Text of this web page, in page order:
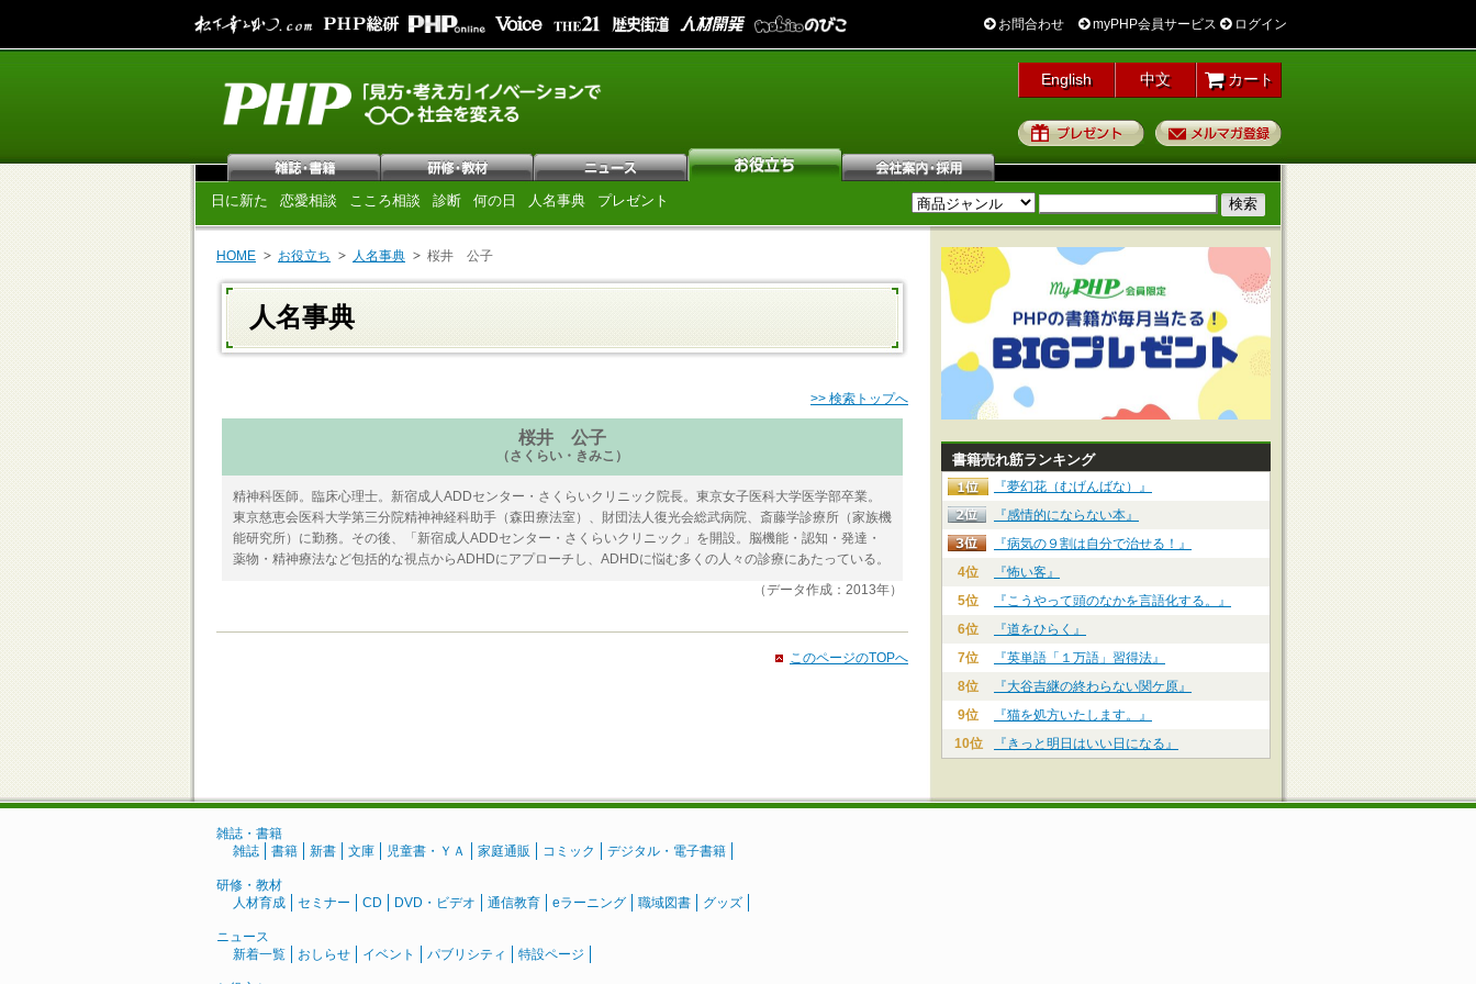
お問合わせ myPHP会員サービス ログイン
English 中文 カート
プレゼント
日に新た 恋愛相談 こころ相談 診断 何の日 人名事典 プレゼント
HOME お役立ち 人名事典 桜井 公子
人名事典
>> 検索トップへ
桜井 公子
（さくらい・きみこ）
精神科医師。臨床心理士。新宿成人ADDセンター・さくらいクリニック院長。東京女子医科大学医学部卒業。
東京慈恵会医科大学第三分院精神神経科助手（森田療法室）、財団法人復光会総武病院、斎藤学診療所（家族機
能研究所）に勤務。その後、「新宿成人ADDセンター・さくらいクリニック」を開設。脳機能・認知・発達・
薬物・精神療法など包括的な視点からADHDにアプローチし、ADHDに悩む多くの人々の診療にあたっている。
（データ作成：2013年）
このページのTOPへ
書籍売れ筋ランキング
『夢幻花（むげんばな）』
『感情的にならない本』
『病気の９割は自分で治せる！』
4位
『怖い客』
5位
『こうやって頭のなかを言語化する。』
6位
『道をひらく』
7位
『英単語「１万語」習得法』
8位
『大谷吉継の終わらない関ケ原』
9位
『猫を処方いたします。』
10位
『きっと明日はいい日になる』
雑誌・書籍
雑誌
書籍 新書 文庫 児童書・ＹＡ 家庭通販 コミック デジタル・電子書籍
研修・教材
人材育成
セミナー CD DVD・ビデオ 通信教育 eラーニング 職域図書 グッズ
ニュース
新着一覧
おしらせ イベント パブリシティ 特設ページ